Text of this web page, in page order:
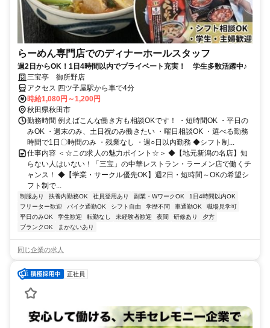
らーめん専門店でのディナーホールスタッフ
週2日からOK！1日4時間以内でプライベート充実！ 学生多数活躍中♪
三宝亭 御所野店
アクセス 四ツ子屋駅から車で4分
時給1,080円～1,200円
秋田県秋田市
勤務時間 例えばこんな働き方も相談OKです！ ・短時間OK ・平日の
みOK ・週末のみ、土日祝のみ働きたい ・曜日相談OK ・選べる勤務
時間で1日〇時間のみ ・残業なし ・週○日以内勤務 ◆シフト制...
仕事内容 ＜☆この求人の魅力ポイント☆＞ ◆【地元新潟の名店】知
らない人はいない！「三宝」の中華レストラン・ラーメン店で働くチ
ャンス！ ◆【学業・サークル優先OK】週2日・短時間～OKの希望シ
フト制で...
制服あり 扶養内勤務OK 社員登用あり 副業・WワークOK
1日4時間以内OK
フリーター歓迎
バイク通勤OK シフト自由 学歴不問 車通勤OK
職場見学可
平日のみOK
学生歓迎 転勤なし 未経験者歓迎 夜間 研修あり
夕方
ブランクOK
まかないあり
同じ企業の求人
正社員